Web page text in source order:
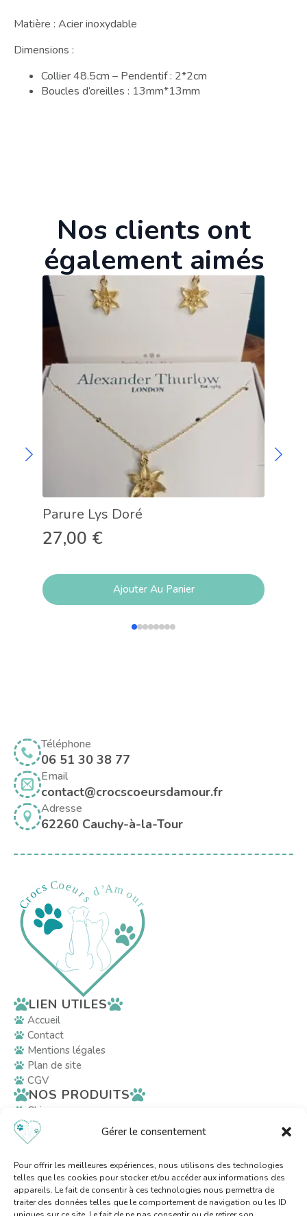
Gérer le consentement
Pour offrir les meilleures expériences, nous utilisons des technologies
telles que les cookies pour stocker et/ou accéder aux informations des
appareils. Le fait de consentir à ces technologies nous permettra de
traiter des données telles que le comportement de navigation ou les ID
Matière : Acier inoxydable
Dimensions :
Collier 48.5cm – Pendentif : 2*2cm
Boucles d’oreilles : 13mm*13mm
Nos clients ont
également aimés
Parure Lys Doré
27,00 €
Ajouter Au Panier
Téléphone
06 51 30 38 77
Email
contact@crocscoeursdamour.fr
Adresse
62260 Cauchy-à-la-Tour
LIEN UTILES
Accueil
Contact
Mentions légales
Plan de site
CGV
NOS PRODUITS
Chiens
Chats
Décoration
AVEC LE SOUTIEN